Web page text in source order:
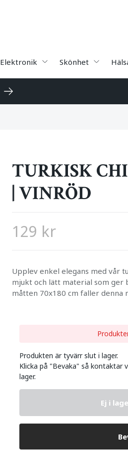
Elektronik Skönhet
TURKISK
| VINRÖD
129 kr
Upplev enkel elegans med vår
mjukt och lätt material som ger
måtten 70x180 cm faller denna
Produkten är tyvärr slut i lager.
Klicka på "Bevaka" så kontaktar
lager.
Ej i